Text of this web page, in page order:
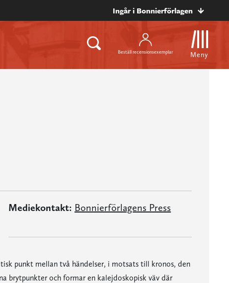
Ingår i Bonnierförlagen
Beställ recensionsexemplar Meny
Mediekontakt: Bonnierförlagens Press
punkt mellan två händelser, i motsats till kronos, den
brytpunkter och formar en kalejdoskopisk väv där